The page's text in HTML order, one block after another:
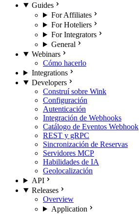
Guides
For Affiliates
For Hoteliers
For Integrators
General
Webinars
Cómo hacerlo
Integrations
Developers
Construí sobre Wink
Configuración
Autenticación
Integración de Webhooks
Catálogo de Eventos Webhook
REST y gRPC
Sincronización de Reservas
Servidores MCP
Habilidades de IA
Geolocalización
API
Releases
Overview
Application